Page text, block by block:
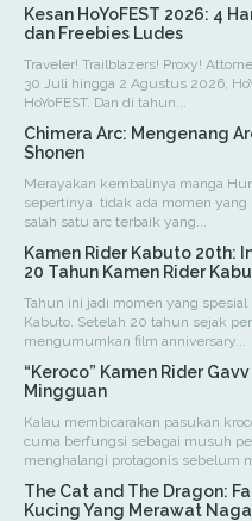
Kesan HoYoFEST 2026: 4
dan Freebies Ludes
Traveler! Trailblazers! Proxy!
30 Juli hingga 2 Agustus 2026,
HoYoFEST. Dan di tahun...
Chimera Arc: Mengenang
Shonen
Merayakan kembalinya manga
sepertinya tidak ada momen
salah satu arc terbaik yang...
Kamen Rider Kabuto 20th:
20 Tahun Kamen Rider
Tahun ini jadi momen yang
Kabuto. Setelah 20 tahun sejak
mengumumkan film anniversary...
“Keroco” Kamen Rider
Mingguan
Kalau membicarakan pasukan
cuma berfungsi sebagai musuh
menghalangi protagonis sebelum
The Cat and The Dragon:
Kucing Yang Merawat